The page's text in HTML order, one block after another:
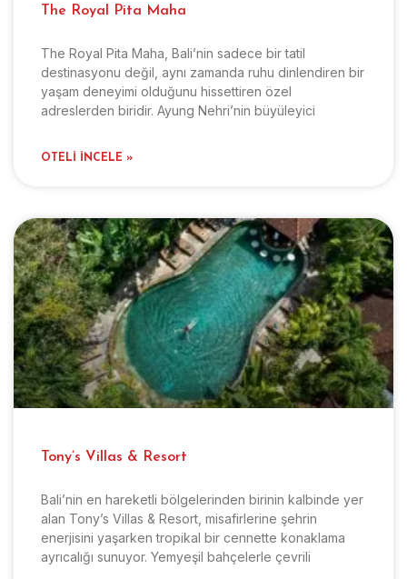
The Royal Pita Maha
The Royal Pita Maha, Bali’nin sadece bir tatil
destinasyonu değil, aynı zamanda ruhu dinlendiren bir
yaşam deneyimi olduğunu hissettiren özel
adreslerden biridir. Ayung Nehri’nin büyüleyici
OTELI İNCELE »
Tony’s Villas & Resort
Bali’nin en hareketli bölgelerinden birinin kalbinde yer
alan Tony’s Villas & Resort, misafirlerine şehrin
enerjisini yaşarken tropikal bir cennette konaklama
ayrıcalığı sunuyor. Yemyeşil bahçelerle çevrili